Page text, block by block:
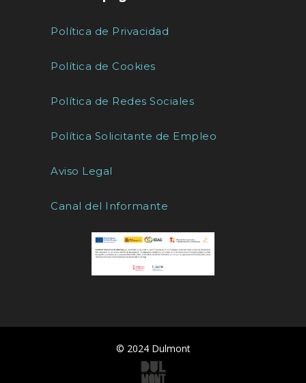
Política de Privacidad
Política de Cookies
Política de Redes Sociales
Política Solicitante de Empleo
Aviso Legal
Canal del Informante
© 2024 Dulmont